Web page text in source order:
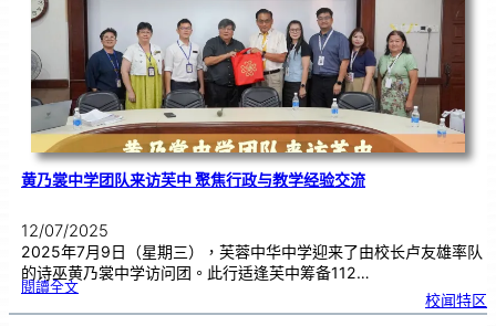
月
日
恭
候
光临
黄乃裳中学团队来访芙中 聚焦行政与教学经验交流
12/07/2025
2025年7月9日（星期三），芙蓉中华中学迎来了由校长卢友雄率队
的诗巫黄乃裳中学访问团。此行适逢芙中筹备112…
閱讀全文:黄
中
校闻特区